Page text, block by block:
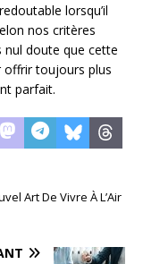
lorsqu’il
nos critères
nul doute que cette
offrir toujours plus
parfait.
Art De Vivre À L’Air